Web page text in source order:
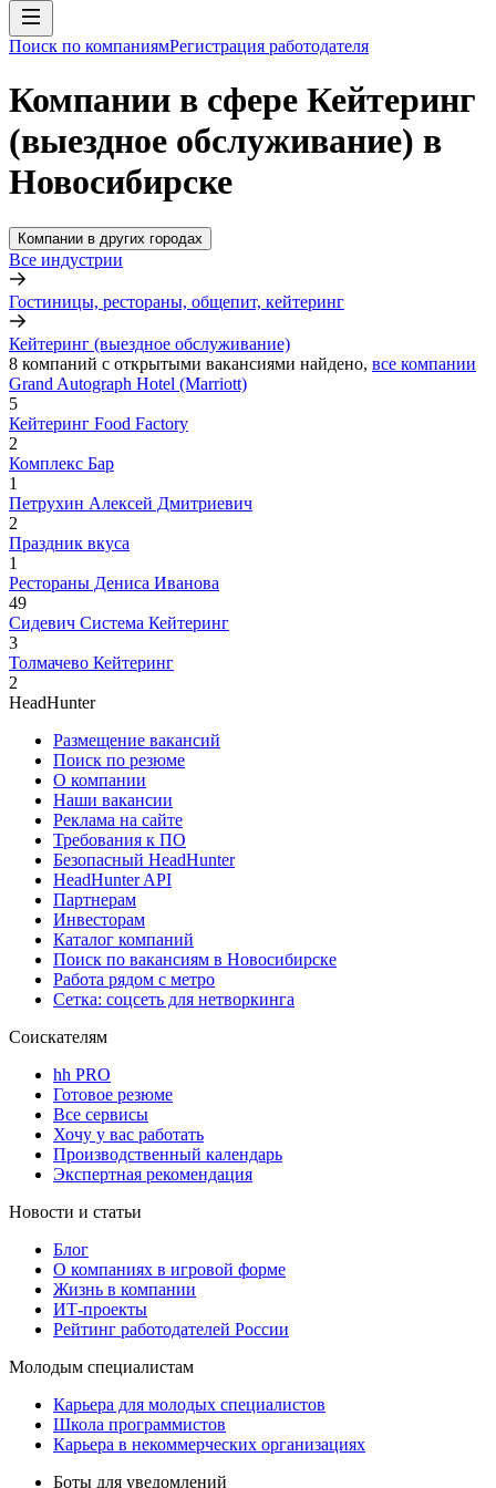
Поиск по компаниямРегистрация работодателя
Компании в сфере Кейтеринг
(выездное обслуживание) в
Новосибирске
Компании в других городах
Все индустрии
Гостиницы, рестораны, общепит, кейтеринг
Кейтеринг (выездное обслуживание)
8 компаний с открытыми вакансиями найдено, все компании
Grand Autograph Hotel (Marriott)
5
Кейтеринг Food Factory
2
Комплекс Бар
1
Петрухин Алексей Дмитриевич
2
Праздник вкуса
1
Рестораны Дениса Иванова
49
Сидевич Система Кейтеринг
3
Толмачево Кейтеринг
2
HeadHunter
Размещение вакансий
Поиск по резюме
О компании
Наши вакансии
Реклама на сайте
Требования к ПО
Безопасный HeadHunter
HeadHunter API
Партнерам
Инвесторам
Каталог компаний
Поиск по вакансиям в Новосибирске
Работа рядом с метро
Сетка: соцсеть для нетворкинга
Соискателям
hh PRO
Готовое резюме
Все сервисы
Хочу у вас работать
Производственный календарь
Экспертная рекомендация
Новости и статьи
Блог
О компаниях в игровой форме
Жизнь в компании
ИТ-проекты
Рейтинг работодателей России
Молодым специалистам
Карьера для молодых специалистов
Школа программистов
Карьера в некоммерческих организациях
Боты для уведомлений